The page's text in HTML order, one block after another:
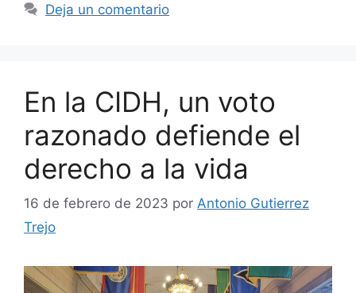
Deja un comentario
En la CIDH, un voto
razonado defiende el
derecho a la vida
16 de febrero de 2023 por Antonio Gutierrez
Trejo